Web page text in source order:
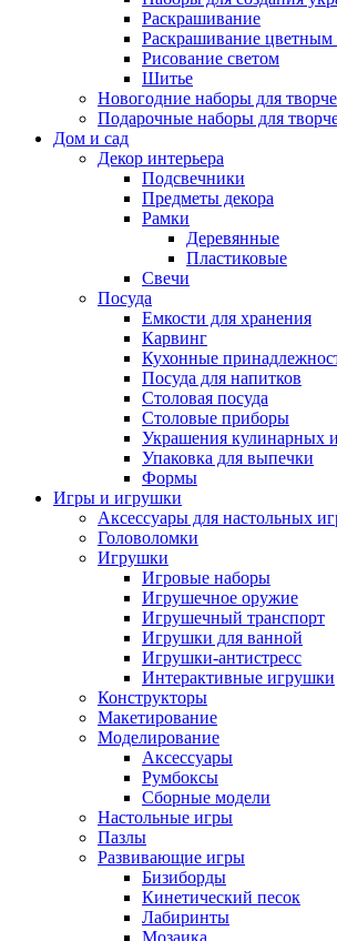
Раскрашивание
Раскрашивание цветным
Рисование светом
Шитье
Новогодние наборы для
Подарочные наборы для
Дом и сад
Декор интерьера
Подсвечники
Предметы декора
Рамки
Деревянные
Пластиковые
Свечи
Посуда
Емкости для хранения
Карвинг
Кухонные
Посуда для напитков
Столовая посуда
Столовые приборы
Украшения кулинарных
Упаковка для выпечки
Формы
Игры и игрушки
Аксессуары для настольных
Головоломки
Игрушки
Игровые наборы
Игрушечное оружие
Игрушечный транспорт
Игрушки для ванной
Игрушки-антистресс
Интерактивные игрушки
Конструкторы
Макетирование
Моделирование
Аксессуары
Румбоксы
Сборные модели
Настольные игры
Пазлы
Развивающие игры
Бизиборды
Кинетический песок
Лабиринты
Мозаика